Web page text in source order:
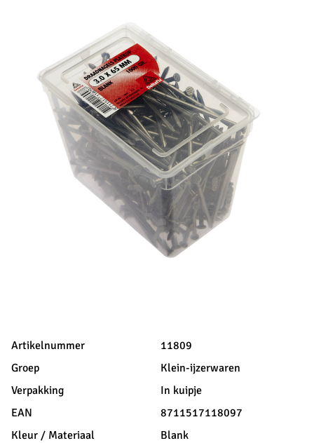
Artikelnummer
11809
Groep
Klein-ijzerwaren
Verpakking
In kuipje
EAN
8711517118097
Kleur / Materiaal
Blank